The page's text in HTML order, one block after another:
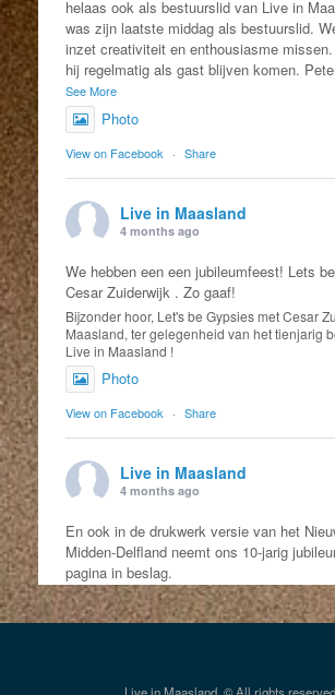
helaas ook als bestuurslid van Live in
was zijn laatste middag als bestuurslid.
inzet creativiteit en enthousiasme
hij regelmatig als gast blijven komen.
See More
Photo
View on Facebook · Share
Live in Maasland
4 months ago
We hebben een een jubileumfeest! Lets
Cesar Zuiderwijk . Zo gaaf!
Bijzonder hoor, Let's be Gypsies met Cesar
Maasland, ter gelegenheid van het tienjarig
Live in Maasland !
Photo
View on Facebook · Share
Live in Maasland
4 months ago
En ook in de drukwerk versie van het
Midden-Delfland neemt ons 10-jarig
pagina in beslag.
Photo